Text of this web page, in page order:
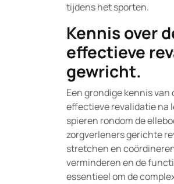
tijdens het sporten.
Kennis over
effectieve
gewricht.
Een grondige kennis
effectieve revalidatie na
spieren rondom de
zorgverleners gerichte
stretchen en
verminderen en de
essentieel om de